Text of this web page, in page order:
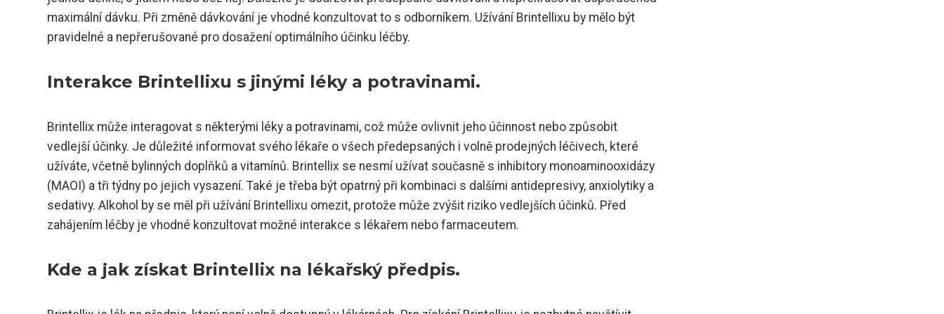
maximální dávku. Při změně dávkování je vhodné konzultovat to s odborníkem. Užívání Brintellixu by mělo být
pravidelné a nepřerušované pro dosažení optimálního účinku léčby.
Interakce Brintellixu s jinými léky a potravinami.
Brintellix může interagovat s některými léky a potravinami, což může ovlivnit jeho účinnost nebo způsobit
vedlejší účinky. Je důležité informovat svého lékaře o všech předepsaných i volně prodejných léčivech, které
užíváte, včetně bylinných doplňků a vitamínů. Brintellix se nesmí užívat současně s inhibitory monoaminooxidázy
(MAOI) a tři týdny po jejich vysazení. Také je třeba být opatrný při kombinaci s dalšími antidepresivy, anxiolytiky a
sedativy. Alkohol by se měl při užívání Brintellixu omezit, protože může zvýšit riziko vedlejších účinků. Před
zahájením léčby je vhodné konzultovat možné interakce s lékařem nebo farmaceutem.
Kde a jak získat Brintellix na lékařský předpis.